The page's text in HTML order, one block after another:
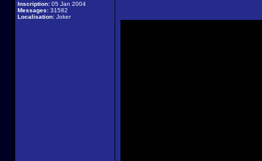
Inscription: 05 Jan 2004
Messages: 31582
Localisation: Joker